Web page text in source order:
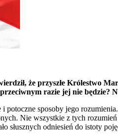
że przyszłe Królestwo
razie jej nie będzie?
sposoby jego
Nie wszystkie z tych
słusznych odniesień do istoty